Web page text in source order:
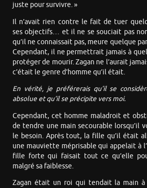
juste pour survivre. »
Il n’avait rien contre le fait de tuer
ses objectifs… et il ne se souciait pas
qu’il ne connaissait pas, meure quelque
Cependant, il ne permettrait jamais à
protéger de mourir. Zagan ne l’aurait
c’était le genre d’homme qu’il était.
En vérité, je préférerais qu’il se
absolue et qu’il se précipite vers moi.
Cependant, cet homme maladroit et
de tendre une main secourable lorsqu’il
le besoin. Après tout, la fille qu’il était
une mauviette méprisable qui appelait à
fille forte qui faisait tout ce qu’elle
malgré sa faiblesse.
Zagan était un roi qui tendait la main